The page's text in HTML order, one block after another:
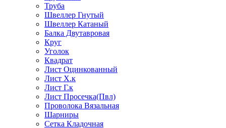
Труба
Швеллер Гнутый
Швеллер Катаный
Балка Двутавровая
Круг
Уголок
Квадрат
Лист Оцинкованный
Лист Х.к
Лист Г.к
Лист Просечка(Пвл)
Проволока Вязальная
Шарниры
Сетка Кладочная